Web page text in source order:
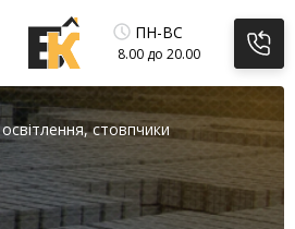
ПН-ВС
8.00 до 20.00
стовпчики